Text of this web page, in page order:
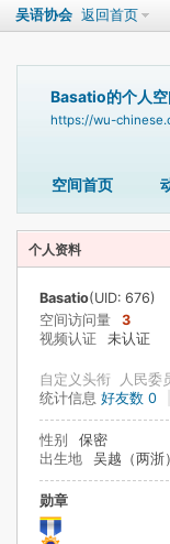
吴语协会 返回首页
Basatio的个人
https://wu-
空间首页
个人资料
Basatio(UID: 676)
空间访问量
3
视频认证
未认证
自定义头衔
人民委
统计信息 好友数 0
性别 保密
出生地
吴越（两浙
勋章